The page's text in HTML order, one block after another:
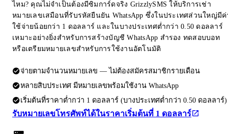
ไหม? คุณไม่จำเป็นต้องมีซิมการ์ดจริง GrizzlySMS ให้บริการเช่า
หมายเลขเสมือนที่รับรหัสยืนยัน WhatsApp ซึ่งในประเทศส่วนใหญ่มีค่
ใช้จ่ายน้อยกว่า 1 ดอลลาร์ และในบางประเทศต่ำกว่า 0.50 ดอลลาร์
เหมาะอย่างยิ่งสำหรับการสร้างบัญชี WhatsApp สำรอง ทดสอบบอท
หรือเตรียมหมายเลขสำหรับการใช้งานอัตโนมัติ
จ่ายตามจำนวนหมายเลข — ไม่ต้องสมัครสมาชิกรายเดือน
หลายสิบประเทศ มีหมายเลขพร้อมใช้งาน WhatsApp
เริ่มต้นที่ราคาต่ำกว่า 1 ดอลลาร์ (บางประเทศต่ำกว่า 0.50 ดอลลาร์)
รับหมายเลขโทรศัพท์ได้ในราคาเริ่มต้นที่ 1 ดอลลาร์